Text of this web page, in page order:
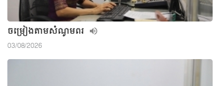
ចម្រៀងតាមសំណូមពរ
03/08/2026